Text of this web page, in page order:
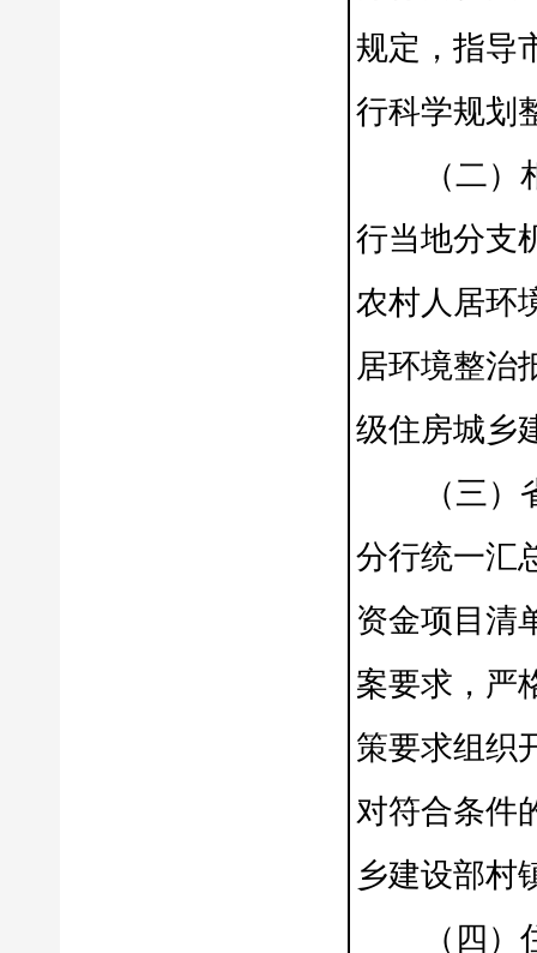
规定，指导
行科学规划
（二）相
行当地分支
农村人居环
居环境整治
级住房城乡
（三）省
分行统一汇
资金项目清
案要求，严
策要求组织
对符合条件
乡建设部村
（四）住